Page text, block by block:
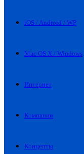
iOS / Android / WP
Mac OS X / Windows
Интернет
Компании
Концепты